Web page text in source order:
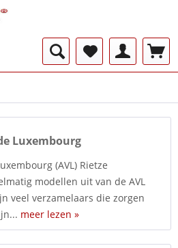
Luxembourg
(AVL) Rietze
modellen uit van de AVL
veel verzamelaars die zorgen
meer lezen »